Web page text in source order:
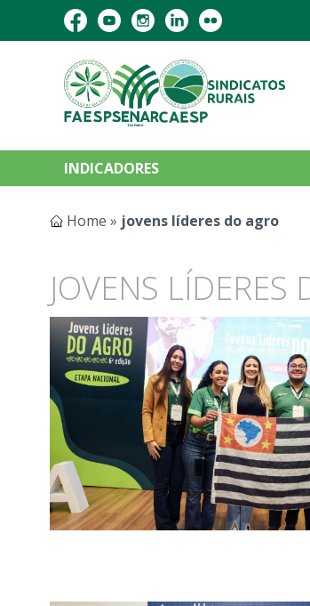
INDICADORES
Home » jovens líderes do agro
JOVENS LÍDERES